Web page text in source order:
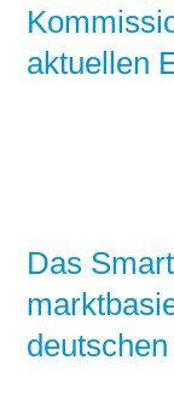
aktuellen
Das